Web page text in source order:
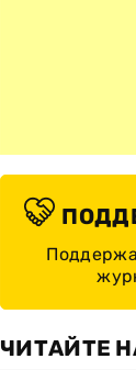
ЧИТАЙТЕ